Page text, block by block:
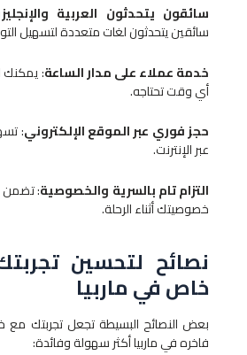
سائقون يتحدثون العربية
سائقين يتحدثون لغات متعددة لتسهيل
خدمة عملاء على مدار الساعة: يمكنك
أي وقت تحتاجه.
حجز فوري عبر الموقع الإلكتروني:
عبر الإنترنت.
التزام تام بالسرية والخصوصية: تضمن
خصوصيتك أثناء الرحلة.
نصائح لتحسين
خاص في ماربيا
بعض النصائح البسيطة تجعل تجربتك مع
فاخره في ماربيا أكثر سهولة وفائدة: